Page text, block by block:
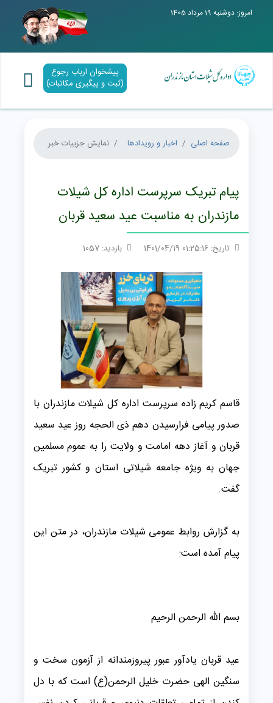
امروز: دوشنبه 19 مرداد 1405
پیشخوان ارباب رجوع
(ثبت و پیگیری مکاتبات)
صفحه اصلی اخبار و رویدادها نمایش جزییات خبر
پیام تبریک سرپرست اداره کل شیلات
مازندران به مناسبت عید سعید قربان
تاریخ: 01:25:16 1401/04/19 بازدید: 1057
قاسم کریم زاده سرپرست اداره کل شیلات مازندران با
صدور پیامی فرارسیدن دهم ذی الحجه روز عید سعید
قربان و آغاز دهه امامت و ولایت را به عموم مسلمین
جهان به ویژه جامعه شیلاتی استان و کشور تبریک
گفت.
به گزارش روابط عمومی شیلات مازندران، در متن این
پیام آمده است:
بسم الله الرحمن الرحیم
عید قربان یادآور عبور پیروزمندانه از آزمون سخت و
سنگین الهی حضرت خلیل الرحمن(ع) است که با دل